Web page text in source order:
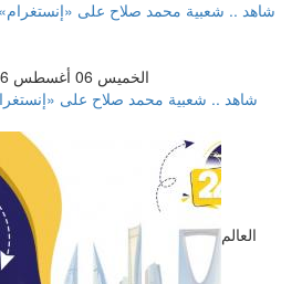
الخميس 06 أغسطس 2026 09:23 صباحاً
شاهد .. شعبية محمد صلاح على
العالم